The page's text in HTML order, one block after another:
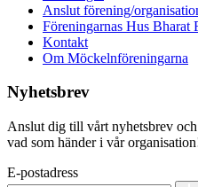
Anslut förening/
Föreningarnas Hus Bharat
Kontakt
Om Möckelnföreningarna
Nyhetsbrev
Anslut dig till vårt nyhetsbrev
vad som händer i vår
E-postadress